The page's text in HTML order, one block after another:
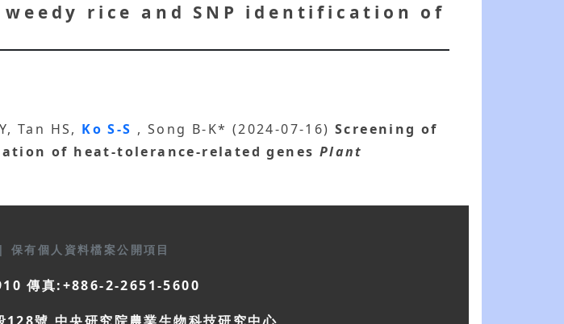
rice and SNP identification of
Tan HS, Ko S-S , Song B-K* (2024-07-16)Screening of
of heat-tolerance-related genes Plant
| 保有個人資料檔案公開項目
傳真:+886-2-2651-5600